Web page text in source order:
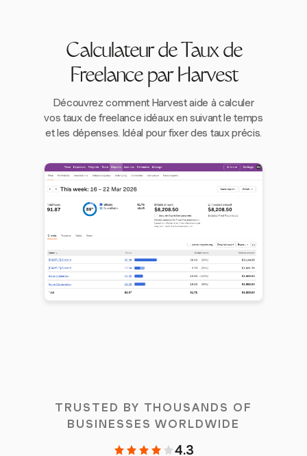
Calculateur de Taux de
Freelance par Harvest
Découvrez comment Harvest aide à calculer
vos taux de freelance idéaux en suivant le temps
et les dépenses. Idéal pour fixer des taux précis.
TRUSTED BY THOUSANDS OF
BUSINESSES WORLDWIDE
4.3